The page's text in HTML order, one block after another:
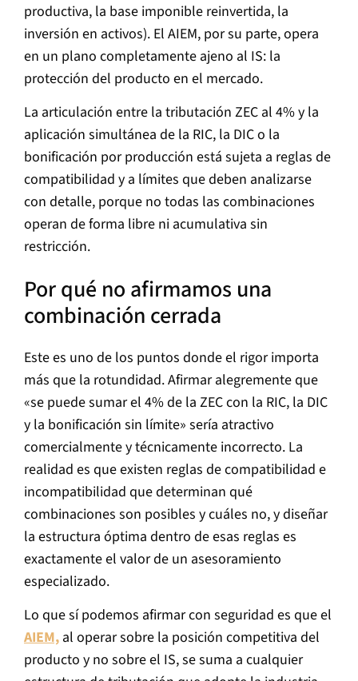
productiva, la base imponible reinvertida, la
inversión en activos). El AIEM, por su parte, opera
en un plano completamente ajeno al IS: la
protección del producto en el mercado.
La articulación entre la tributación ZEC al 4% y la
aplicación simultánea de la RIC, la DIC o la
bonificación por producción está sujeta a reglas de
compatibilidad y a límites que deben analizarse
con detalle, porque no todas las combinaciones
operan de forma libre ni acumulativa sin
restricción.
Por qué no afirmamos una
combinación cerrada
Este es uno de los puntos donde el rigor importa
más que la rotundidad. Afirmar alegremente que
«se puede sumar el 4% de la ZEC con la RIC, la DIC
y la bonificación sin límite» sería atractivo
comercialmente y técnicamente incorrecto. La
realidad es que existen reglas de compatibilidad e
incompatibilidad que determinan qué
combinaciones son posibles y cuáles no, y diseñar
la estructura óptima dentro de esas reglas es
exactamente el valor de un asesoramiento
especializado.
Lo que sí podemos afirmar con seguridad es que el
AIEM, al operar sobre la posición competitiva del
producto y no sobre el IS, se suma a cualquier